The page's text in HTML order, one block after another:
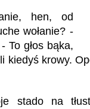
hen, od
wołanie? -
To głos bąka,
kiedyś krowy.
stado na